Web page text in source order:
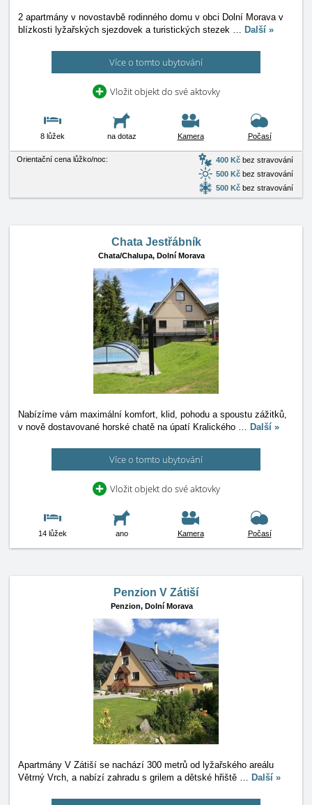
2 apartmány v novostavbě rodinného domu v obci Dolní Morava v
blízkosti lyžařských sjezdovek a turistických stezek … Další »
Více o tomto ubytování
Vložit objekt do své aktovky
8 lůžek na dotaz Kamera Počasí
Orientační cena lůžko/noc: 400 Kč bez stravování
500 Kč bez stravování
500 Kč bez stravování
Chata Jestřábník
Chata/Chalupa, Dolní Morava
Nabízíme vám maximální komfort, klid, pohodu a spoustu zážitků,
v nově dostavované horské chatě na úpatí Kralického … Další »
Více o tomto ubytování
Vložit objekt do své aktovky
14 lůžek ano Kamera Počasí
Penzion V Zátiší
Penzion, Dolní Morava
Apartmány V Zátiší se nachází 300 metrů od lyžařského areálu
Větrný Vrch, a nabízí zahradu s grilem a dětské hřiště … Další »